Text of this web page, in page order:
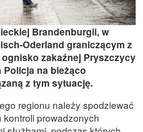
Brandenburgii, w
Oderland graniczącym z
zakaźnej Pryszczycy
Policja na bieżąco
z tym sytuację.
regionu należy spodziewać
prowadzonych